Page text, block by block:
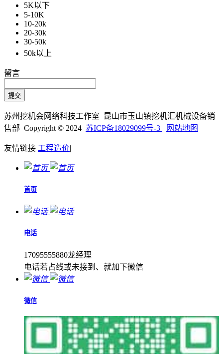
5K以下
5-10K
10-20k
20-30k
30-50k
50k以上
留言
苏州挖机会网络科技工作室 昆山市玉山镇挖机汇机械设备销
售部 Copyright © 2024 苏ICP备18029099号-3 网站地图
友情链接 工程造价|
首页
电话
17095555880龙经理
电话若占线或未接到、就加下微信
微信